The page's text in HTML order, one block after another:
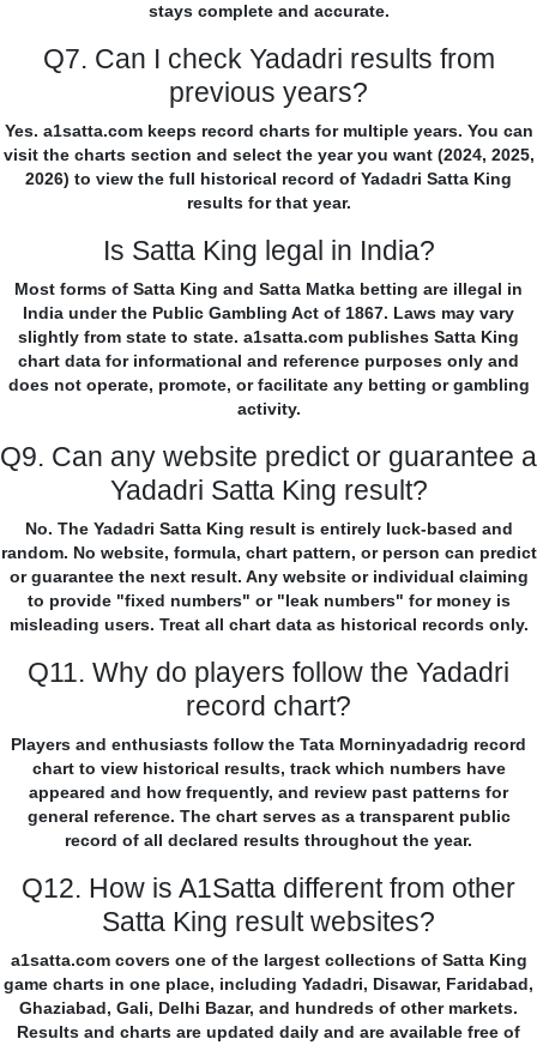
stays complete and accurate.
Q7. Can I check Yadadri results from
previous years?
Yes. a1satta.com keeps record charts for multiple years. You can
visit the charts section and select the year you want (2024, 2025,
2026) to view the full historical record of Yadadri Satta King
results for that year.
Is Satta King legal in India?
Most forms of Satta King and Satta Matka betting are illegal in
India under the Public Gambling Act of 1867. Laws may vary
slightly from state to state. a1satta.com publishes Satta King
chart data for informational and reference purposes only and
does not operate, promote, or facilitate any betting or gambling
activity.
Q9. Can any website predict or guarantee a
Yadadri Satta King result?
No. The Yadadri Satta King result is entirely luck-based and
random. No website, formula, chart pattern, or person can predict
or guarantee the next result. Any website or individual claiming
to provide "fixed numbers" or "leak numbers" for money is
misleading users. Treat all chart data as historical records only.
Q11. Why do players follow the Yadadri
record chart?
Players and enthusiasts follow the Tata Morninyadadrig record
chart to view historical results, track which numbers have
appeared and how frequently, and review past patterns for
general reference. The chart serves as a transparent public
record of all declared results throughout the year.
Q12. How is A1Satta different from other
Satta King result websites?
a1satta.com covers one of the largest collections of Satta King
game charts in one place, including Yadadri, Disawar, Faridabad,
Ghaziabad, Gali, Delhi Bazar, and hundreds of other markets.
Results and charts are updated daily and are available free of